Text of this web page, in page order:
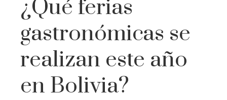
¿Qué ferias
gastronómicas se
realizan este año
en Bolivia?